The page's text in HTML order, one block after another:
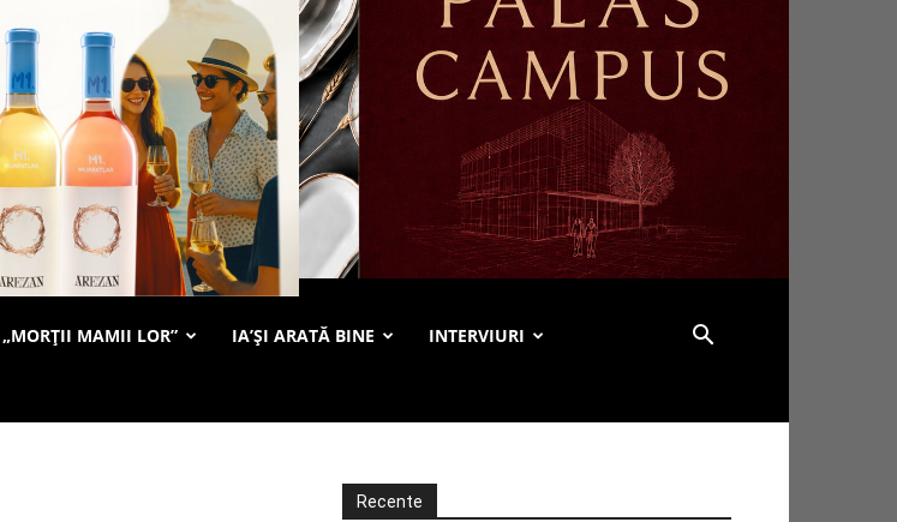
„MORȚII MAMII LOR” IA’ȘI ARATĂ BINE INTERVIURI
Recente